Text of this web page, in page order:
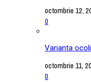
octombrie 12,
0
Varianta
octombrie 11,
0